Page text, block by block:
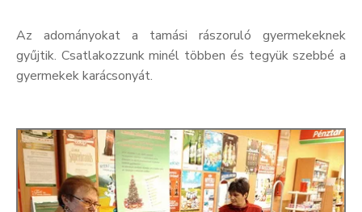
Média
Kultúra
Az adományokat a tamási rászoruló gyermekeknek
gyűjtik. Csatlakozzunk minél többen és tegyük szebbé a
gyermekek karácsonyát.